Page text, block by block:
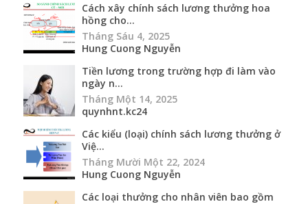
Cách xây chính sách lương thưởng hoa
hồng cho...
Tháng Sáu 4, 2025
Hung Cuong Nguyễn
Tiền lương trong trường hợp đi làm vào
ngày n...
Tháng Một 14, 2025
quynhnt.kc24
Các kiểu (loại) chính sách lương thưởng ở
Việ...
Tháng Mười Một 22, 2024
Hung Cuong Nguyễn
Các loại thưởng cho nhân viên bao gồm